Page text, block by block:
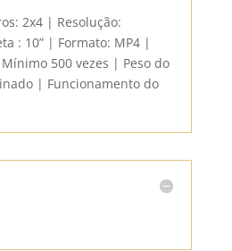
2x4 | Resolução:
: 10” | Formato: MP4 |
500 vezes | Peso do
| Funcionamento do